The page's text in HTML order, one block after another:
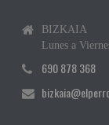
BIZKAIA
Lunes a
690 878 368